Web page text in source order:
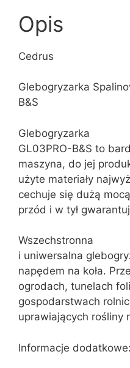
Opis
Cedrus
Glebogryzarka
B&S
Glebogryzarka
GL03PRO-B&S to
maszyna, do jej
użyte materiały
cechuje się dużą
przód i w tył
Wszechstronna
i uniwersalna
napędem na koła.
ogrodach, tunelach
gospodarstwach
uprawiających rośliny
Informacje dodatkowe: